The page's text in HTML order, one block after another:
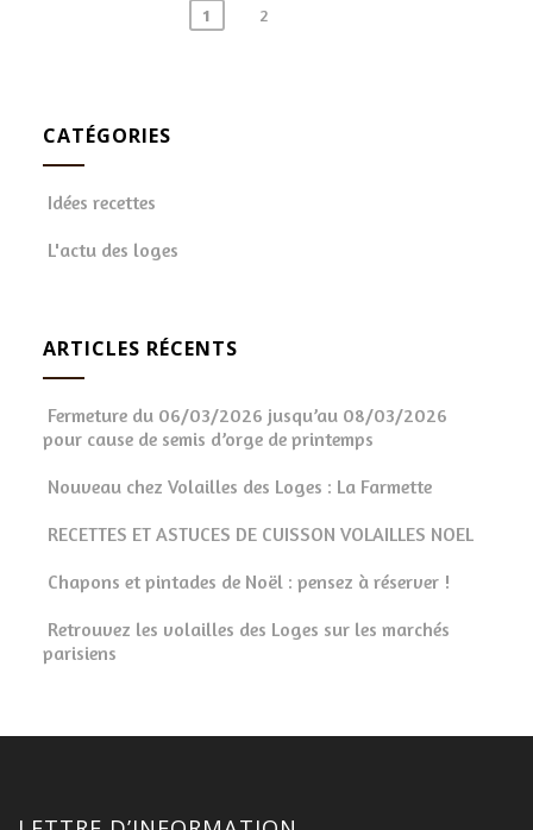
publications
1 2
CATÉGORIES
Idées recettes
L'actu des loges
ARTICLES RÉCENTS
Fermeture du 06/03/2026 jusqu’au 08/03/2026
pour cause de semis d’orge de printemps
Nouveau chez Volailles des Loges : La Farmette
RECETTES ET ASTUCES DE CUISSON VOLAILLES NOEL
Chapons et pintades de Noël : pensez à réserver !
Retrouvez les volailles des Loges sur les marchés
parisiens